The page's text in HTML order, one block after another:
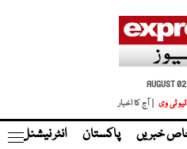
AUGUST
ٹی وی | آج کا اخبار
خبریں پاکستان انٹر نیشنل